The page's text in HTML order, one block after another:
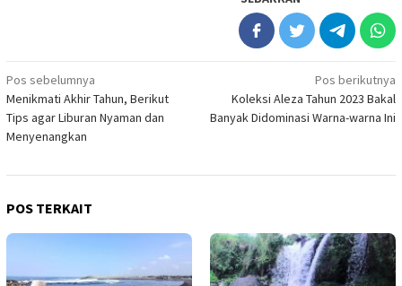
Navigasi
pos
Pos sebelumnya
Menikmati Akhir Tahun, Berikut
Tips agar Liburan Nyaman dan
Menyenangkan
Pos berikutnya
Koleksi Aleza Tahun 2023 Bakal
Banyak Didominasi Warna-warna Ini
POS TERKAIT